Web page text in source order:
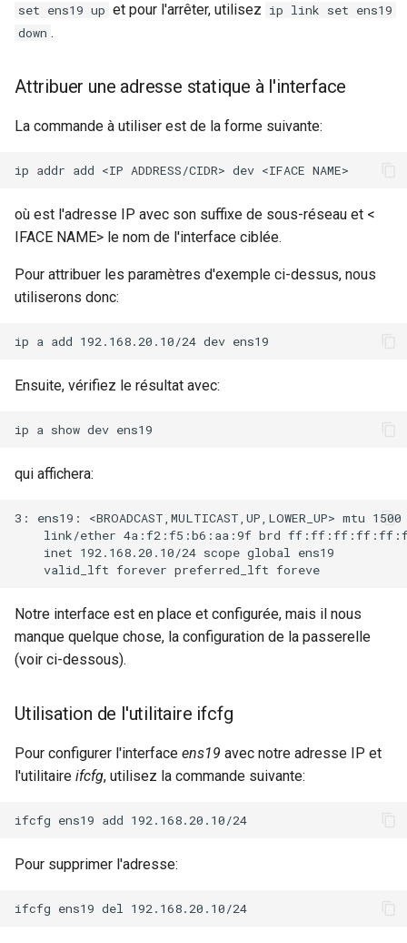
set ens19 up et pour l'arrêter, utilisez ip link set ens19
down .
Attribuer une adresse statique à l'interface
La commande à utiliser est de la forme suivante:
où est l'adresse IP avec son suffixe de sous-réseau et <
IFACE NAME> le nom de l'interface ciblée.
Pour attribuer les paramètres d'exemple ci-dessus, nous
utiliserons donc:
Ensuite, vérifiez le résultat avec:
qui affichera:
3: ens19: <BROADCAST,MULTICAST,UP,LOWER_UP>
link/ether 4a:f2:f5:b6:aa:9f brd
    inet 192.168.20.10/24 scope global ens19
Notre interface est en place et configurée, mais il nous
manque quelque chose, la configuration de la passerelle
(voir ci-dessous).
Utilisation de l'utilitaire ifcfg
Pour configurer l'interface ens19 avec notre adresse IP et
l'utilitaire ifcfg, utilisez la commande suivante:
Pour supprimer l'adresse: